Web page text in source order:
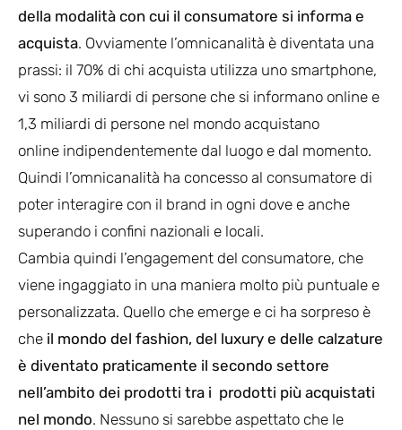
della modalità con cui il consumatore si informa e
acquista. Ovviamente l’omnicanalità è diventata una
prassi: il 70% di chi acquista utilizza uno smartphone,
vi sono 3 miliardi di persone che si informano online e
1,3 miliardi di persone nel mondo acquistano
online indipendentemente dal luogo e dal momento.
Quindi l’omnicanalità ha concesso al consumatore di
poter interagire con il brand in ogni dove e anche
superando i confini nazionali e locali.
Cambia quindi l’engagement del consumatore, che
viene ingaggiato in una maniera molto più puntuale e
personalizzata. Quello che emerge e ci ha sorpreso è
che il mondo del fashion, del luxury e delle calzature
è diventato praticamente il secondo settore
nell’ambito dei prodotti tra i prodotti più acquistati
nel mondo. Nessuno si sarebbe aspettato che le